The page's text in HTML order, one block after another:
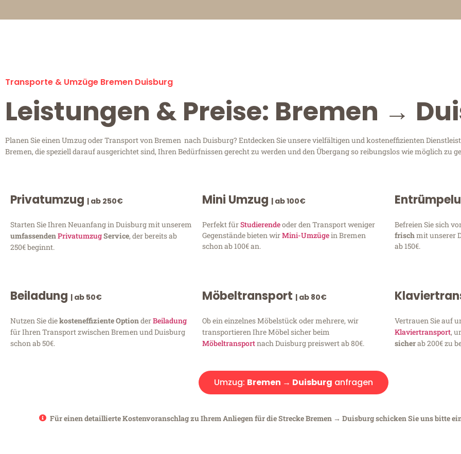
Transporte & Umzüge Bremen Duisburg
Leistungen & Preise: Bremen →
Planen Sie einen Umzug oder Transport von Bremen nach Duisburg? Entdecken Sie unsere vielfältigen und kosteneffizienten
Bremen, die speziell darauf ausgerichtet sind, Ihren Bedürfnissen gerecht zu werden und den Übergang so reibungslos wie möglich zu
Privatumzug | ab 250€
Starten Sie Ihren Neuanfang in Duisburg mit unserem
umfassendenPrivatumzugService, der bereits ab
250€ beginnt.
Mini Umzug | ab 100€
Perfekt fürStudierendeoder den Transport weniger
Gegenstände bieten wirMini-Umzügein Bremen
schon ab 100€ an.
Befreien Sie sich
frischmit unserer
ab 150€.
Beiladung | ab 50€
Nutzen Sie diekosteneffiziente OptionderBeiladung
für Ihren Transport zwischen Bremen und Duisburg
schon ab 50€.
Möbeltransport | ab 80€
Ob ein einzelnes Möbelstück oder mehrere, wir
transportieren Ihre Möbel sicher beim
Möbeltransportnach Duisburg preiswert ab 80€.
Vertrauen Sie auf
Klaviertransport,
sicherab 200€ zu
Umzug: Bremen → Duisburg anfragen
Für einen detaillierte Kostenvoranschlag zu Ihrem Anliegen für die Strecke Bremen → Duisburg schicken Sie uns bitte